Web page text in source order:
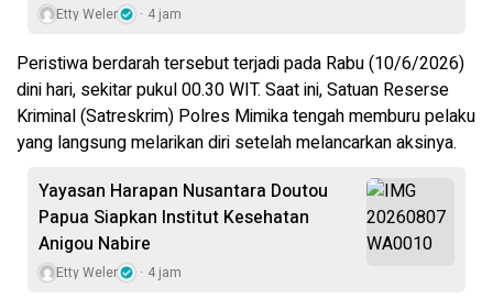
Etty Weler 4 jam
Peristiwa berdarah tersebut terjadi pada Rabu (10/6/2026)
dini hari, sekitar pukul 00.30 WIT. Saat ini, Satuan Reserse
Kriminal (Satreskrim) Polres Mimika tengah memburu pelaku
yang langsung melarikan diri setelah melancarkan aksinya.
Yayasan Harapan Nusantara Doutou
Papua Siapkan Institut Kesehatan
Anigou Nabire
Etty Weler 4 jam